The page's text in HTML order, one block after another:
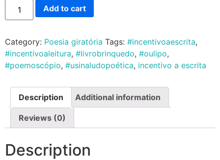
Add to cart
Category: Poesia giratória Tags: #incentivoaescrita,
#incentivoaleitura, #livrobrinquedo, #oulipo,
#poemoscópio, #usinaludopoética, incentivo a escrita
Description Additional information
Reviews (0)
Description